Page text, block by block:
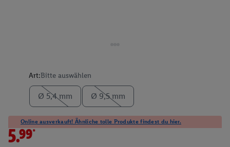
Art:Bitte auswählen
Ø 5,4 mm Ø 9,5 mm
Online ausverkauft! Ähnliche tolle Produkte findest du hier.
5.99*